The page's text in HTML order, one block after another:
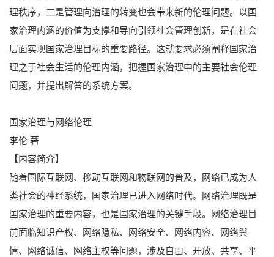
理秩序，二是管理向治理的转变也会带来新的伦理问题。以国
家治理内涵的价值为支撑和导向引领社会管理创新，是在社会
层面实现国家治理目标的重要路径。这就要求必须阐释国家治
理之于社会生活的伦理内涵，把握国家治理中的主要社会伦理
问题，并提出解答的系统方案。
国家治理与网络伦理
李伦 著
【内容简介】
随着国际互联网、移动互联网和物联网的普及，网络已成为人
类社会的神经系统，国家治理已进入网络时代。网络治理既是
国家治理的重要内容，也是国家治理的关键手段。网络治理目
前面临知识产权、网络隐私、网络安全、网络内容、网络舆
情、网络诚信、网络主权等问题，涉及自由、开放、共享、平